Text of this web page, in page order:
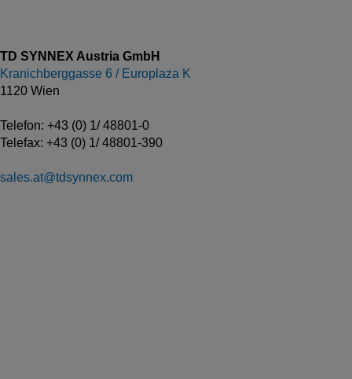
TD SYNNEX Austria GmbH
Kranichberggasse 6 / Europlaza K
1120 Wien
Telefon: +43 (0) 1/ 48801-0
Telefax: +43 (0) 1/ 48801-390
sales.at@tdsynnex.com